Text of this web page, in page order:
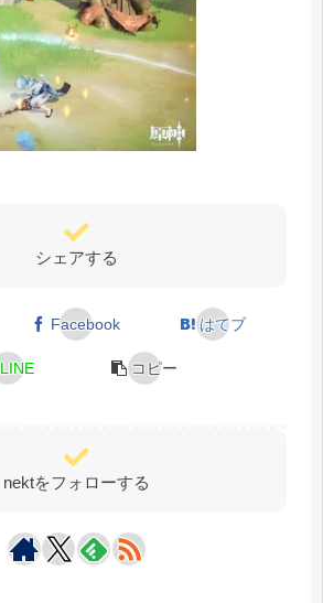
シェアする
Facebook はてブ
LINE コピー
nektをフォローする